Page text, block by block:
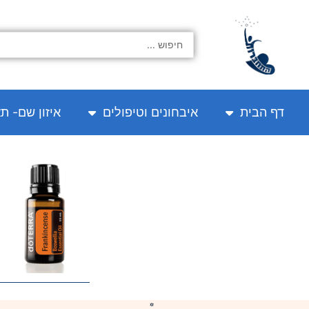
...
דף הבית איבחונים וטיפולים איזון שם-